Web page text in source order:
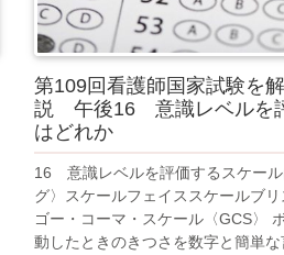
第109回看護師国家試験を
説 午後16 意識レベルを
はどれか
16 意識レベルを評価するスケー
グ〉スケールフェイススケールブ
ゴー・コーマ・スケール〈GCS〉
動したときのきつさを数字と簡単